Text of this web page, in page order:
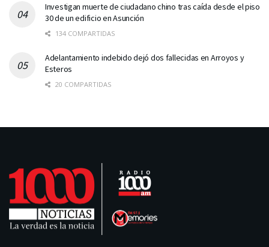
Investigan muerte de ciudadano chino tras caída desde el piso
30 de un edificio en Asunción
134 COMPARTIDAS
Adelantamiento indebido dejó dos fallecidas en Arroyos y
Esteros
20 COMPARTIDAS